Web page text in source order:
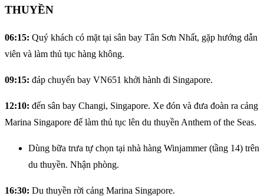
THUYỀN
06:15: Quý khách có mặt tại sân bay Tân Sơn Nhất, gặp hướng dẫn
viên và làm thủ tục hàng không.
09:15: đáp chuyến bay VN651 khởi hành đi Singapore.
12:10: đến sân bay Changi, Singapore. Xe đón và đưa đoàn ra cảng
Marina Singapore để làm thủ tục lên du thuyền Anthem of the Seas.
Dùng bữa trưa tự chọn tại nhà hàng Winjammer (tầng 14) trên
du thuyền. Nhận phòng.
16:30: Du thuyền rời cảng Marina Singapore.